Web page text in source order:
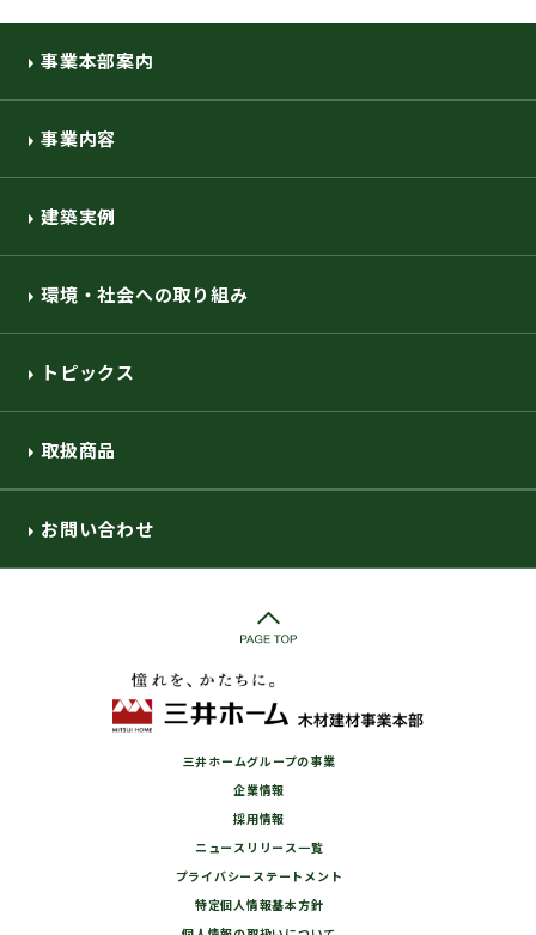
事業本部案内
事業内容
建築実例
環境・社会への取り組み
トピックス
取扱商品
お問い合わせ
三井ホームグループの事業
企業情報
採用情報
ニュースリリース一覧
プライバシーステートメント
特定個人情報基本方針